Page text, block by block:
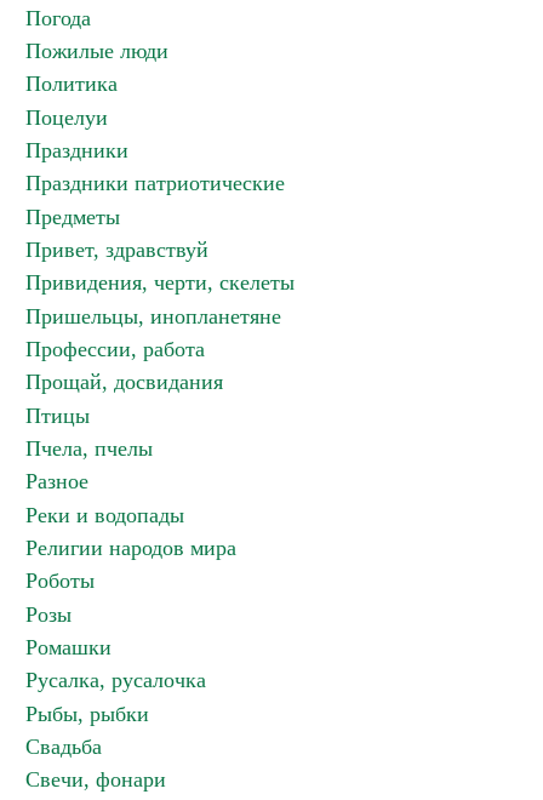
Погода
Пожилые люди
Политика
Поцелуи
Праздники
Праздники патриотические
Предметы
Привет, здравствуй
Привидения, черти, скелеты
Пришельцы, инопланетяне
Профессии, работа
Прощай, досвидания
Птицы
Пчела, пчелы
Разное
Реки и водопады
Религии народов мира
Роботы
Розы
Ромашки
Русалка, русалочка
Рыбы, рыбки
Свадьба
Свечи, фонари